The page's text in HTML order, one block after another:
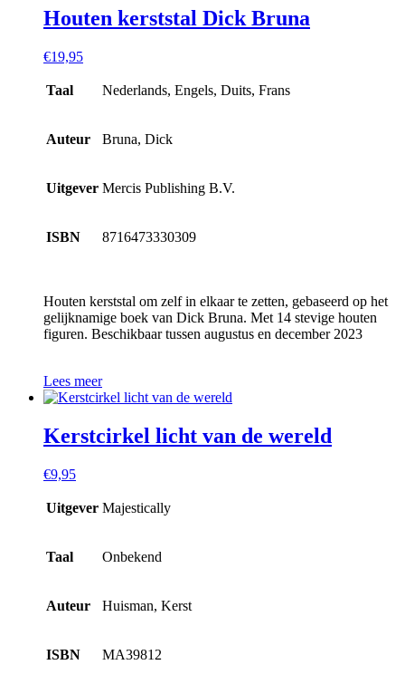
Houten kerststal Dick Bruna
€19,95
Taal Nederlands, Engels, Duits, Frans
Auteur Bruna, Dick
Uitgever Mercis Publishing B.V.
ISBN 8716473330309
Houten kerststal om zelf in elkaar te zetten, gebaseerd op het
gelijknamige boek van Dick Bruna. Met 14 stevige houten
figuren. Beschikbaar tussen augustus en december 2023
Lees meer
Kerstcirkel licht van de wereld
€9,95
Uitgever Majestically
Taal Onbekend
Auteur Huisman, Kerst
ISBN MA39812